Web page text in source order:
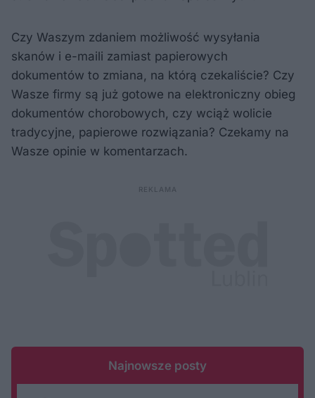
Czy Waszym zdaniem możliwość wysyłania
skanów i e-maili zamiast papierowych
dokumentów to zmiana, na którą czekaliście? Czy
Wasze firmy są już gotowe na elektroniczny obieg
dokumentów chorobowych, czy wciąż wolicie
tradycyjne, papierowe rozwiązania? Czekamy na
Wasze opinie w komentarzach.
Najnowsze posty